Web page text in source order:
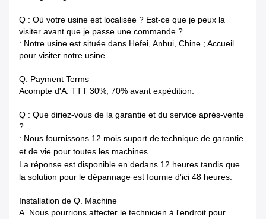
Q : Où votre usine est localisée ? Est-ce que je peux la
visiter avant que je passe une commande ?
: Notre usine est située dans Hefei, Anhui, Chine ; Accueil
pour visiter notre usine.
Q. Payment Terms
Acompte d'A. TTT 30%, 70% avant expédition.
Q : Que diriez-vous de la garantie et du service après-vente
?
: Nous fournissons 12 mois suport de technique de garantie
et de vie pour toutes les machines.
La réponse est disponible en dedans 12 heures tandis que
la solution pour le dépannage est fournie d'ici 48 heures.
Installation de Q. Machine
A. Nous pourrions affecter le technicien à l'endroit pour